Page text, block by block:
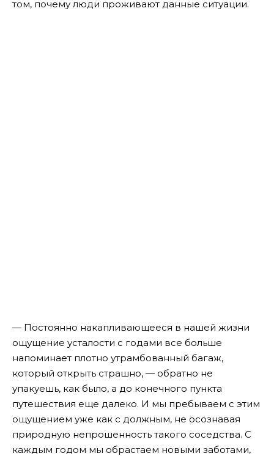
том, почему люди проживают данные ситуации.
— Постоянно накапливающееся в нашей жизни
ощущение усталости с годами все больше
напоминает плотно утрамбованный багаж,
который открыть страшно, — обратно не
упакуешь, как было, а до конечного пункта
путешествия еще далеко. И мы пребываем с этим
ощущением уже как с должным, не осознавая
природную непрошенность такого соседства. С
каждым годом мы обрастаем новыми заботами,